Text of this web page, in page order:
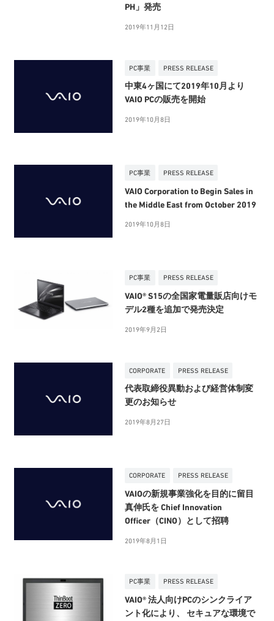
PH」発売
2019年11月12日
PC事業 PRESS RELEASE
中東4ヶ国にて2019年10月より
VAIO PCの販売を開始
2019年10月8日
PC事業 PRESS RELEASE
VAIO Corporation to Begin Sales in
the Middle East from October 2019
2019年10月8日
PC事業 PRESS RELEASE
VAIO® S15の全国家電量販店向けモ
デル2種を追加で発売決定
2019年9月2日
CORPORATE PRESS RELEASE
代表取締役異動および経営体制変
更のお知らせ
2019年8月27日
CORPORATE PRESS RELEASE
VAIOの新規事業強化を目的に留目
真伸氏を Chief Innovation
Officer（CINO）として招聘
2019年8月1日
PC事業 PRESS RELEASE
VAIO® 法人向けPCのシンクライア
ント化により、 セキュアな環境で